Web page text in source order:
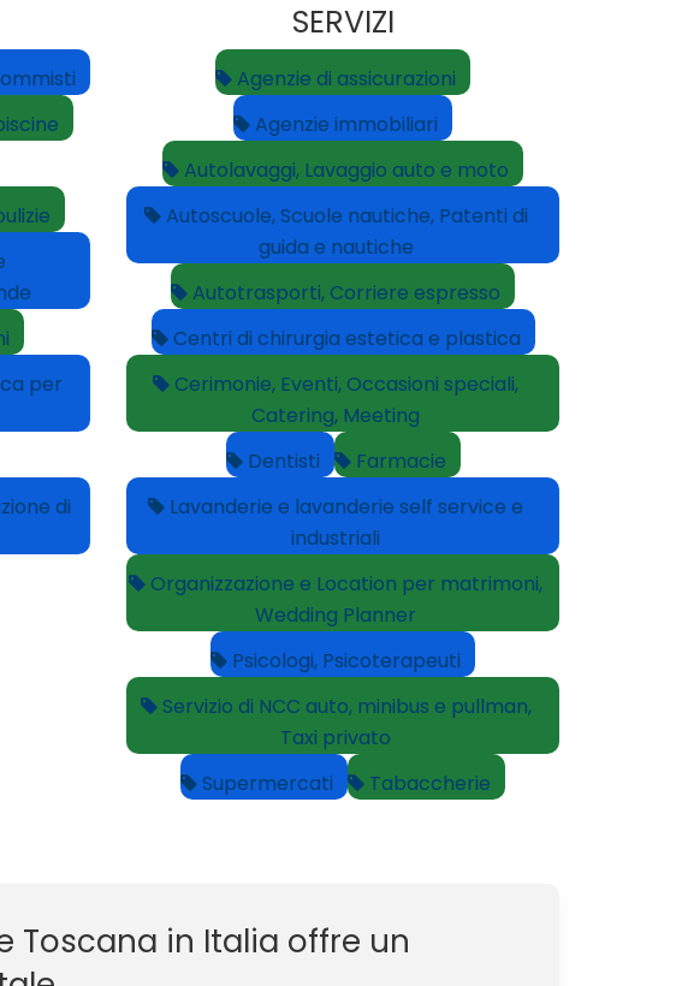
per
di
SERVIZI
Agenzie di assicurazioni
Agenzie immobiliari
Autolavaggi, Lavaggio auto e moto
Autoscuole, Scuole nautiche, Patenti di
guida e nautiche
Autotrasporti, Corriere espresso
Centri di chirurgia estetica e plastica
Cerimonie, Eventi, Occasioni speciali,
Catering, Meeting
Dentisti
Farmacie
Lavanderie e lavanderie self service e
industriali
Organizzazione e Location per matrimoni,
Wedding Planner
Psicologi, Psicoterapeuti
Servizio di NCC auto, minibus e pullman,
Taxi privato
Supermercati
Tabaccherie
Toscana in Italia offre un